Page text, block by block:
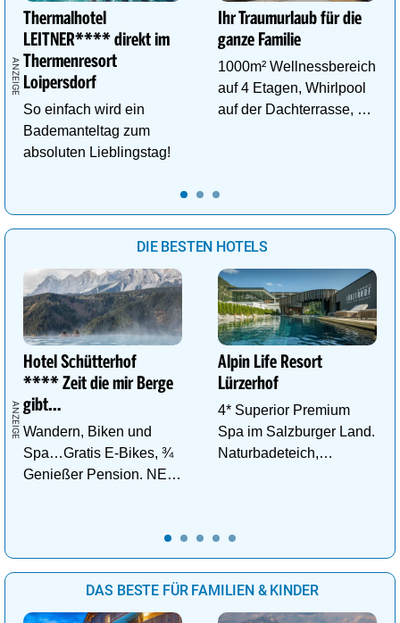
Thermalhotel
LEITNER**** direkt im
Thermenresort
Loipersdorf
So einfach wird ein
Bademanteltag zum
absoluten Lieblingstag!
Ihr Traumurlaub für die
ganze Familie
1000m² Wellnessbereich
auf 4 Etagen, Whirlpool
auf der Dachterrasse, 4
DIE BESTEN HOTELS
Hotel Schütterhof
**** Zeit die mir Berge
gibt…
Wandern, Biken und
Spa…Gratis E-Bikes, ¾
Genießer Pension. NEU:
Alpin Life Resort
Lürzerhof
4* Superior Premium
Spa im Salzburger Land.
Naturbadeteich,
DAS BESTE FÜR FAMILIEN & KINDER